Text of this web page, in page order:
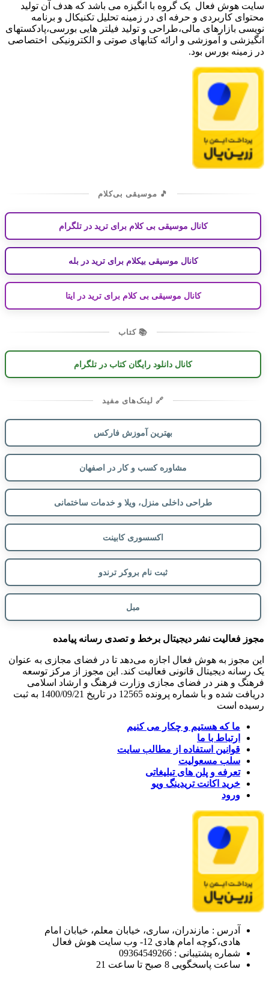
سایت هوش فعال یک گروه با انگیزه می باشد که هدف آن تولید
محتوای کاربردی و حرفه ای در زمینه تحلیل تکنیکال و برنامه
نویسی بازارهای مالی،طراحی و تولید فیلتر هایی بورسی،پادکستهای
انگیزشی و آموزشی و ارائه کتابهای صوتی و الکترونیکی اختصاصی
در زمینه بورس بود.
🎵 موسیقی بی‌کلام
کانال موسیقی بی کلام برای ترید در تلگرام
کانال موسیقی بیکلام برای ترید در بله
کانال موسیقی بی کلام برای ترید در ایتا
📚 کتاب
کانال دانلود رایگان کتاب در تلگرام
🔗 لینک‌های مفید
بهترین آموزش فارکس
مشاوره کسب و کار در اصفهان
طراحی داخلی منزل، ویلا و خدمات ساختمانی
اکسسوری کابینت
ثبت نام بروکر ترندو
مبل
مجوز فعالیت نشر دیجیتال برخط و تصدی رسانه پیامده
این مجوز به هوش فعال اجازه می‌دهد تا در فضای مجازی به عنوان
یک رسانه دیجیتال قانونی فعالیت کند. این مجوز از مرکز توسعه
فرهنگ و هنر در فضای مجازی وزارت فرهنگ و ارشاد اسلامی
دریافت شده و با شماره پرونده 12565 در تاریخ 1400/09/21 به ثبت
رسیده است
ما که هستیم و چکار می کنیم
ارتباط با ما
قوانین استفاده از مطالب سایت
سلب مسعولیت
تعرفه و پلن های تبلیغاتی
خرید اکانت تریدینگ ویو
ورود
آدرس : مازندران، ساری، خیابان معلم، خیابان امام
هادی،کوچه امام هادی 12- وب سایت هوش فعال
شماره پشتیبانی : 09364549266
ساعت پاسخگویی 8 صبح تا ساعت 21